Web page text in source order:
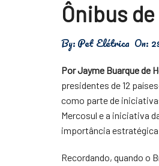
Energia
Física
Meio Ambiente
Saúde
Tecnologia
Ônibus
By:Pet Elétrica On:
Por Jayme Buarque de
presidentes de 12
como parte de
Mercosul e a iniciativa
importância
Recordando, quando o